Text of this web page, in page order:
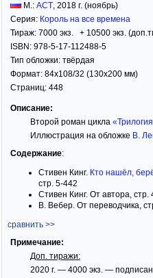
М.: АСТ, 2018 г. (ноябрь)
Серия: Король на все времена
Тираж: 7000 экз. + 10500 экз.
ISBN: 978-5-17-112488-5
Тип обложки: твёрдая
Формат: 84x108/32 (130x200 мм)
Страниц: 448
Описание:
Второй роман цикла
Иллюстрация на обложке В.
Содержание:
Стивен Кинг. Кто нашёл,
стр. 5-442
Стивен Кинг. От автора, стр.
В. Вебер. От переводчика,
сравнить >>
Примечание:
Доп. тиражи:
2020 г. — 4000 экз. —